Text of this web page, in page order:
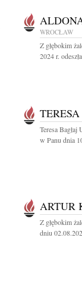
WROCŁAW
Z głębokim
2024 r.
Teresa Bagłaj
w Panu dnia
ARTUR
Z głębokim
dniu